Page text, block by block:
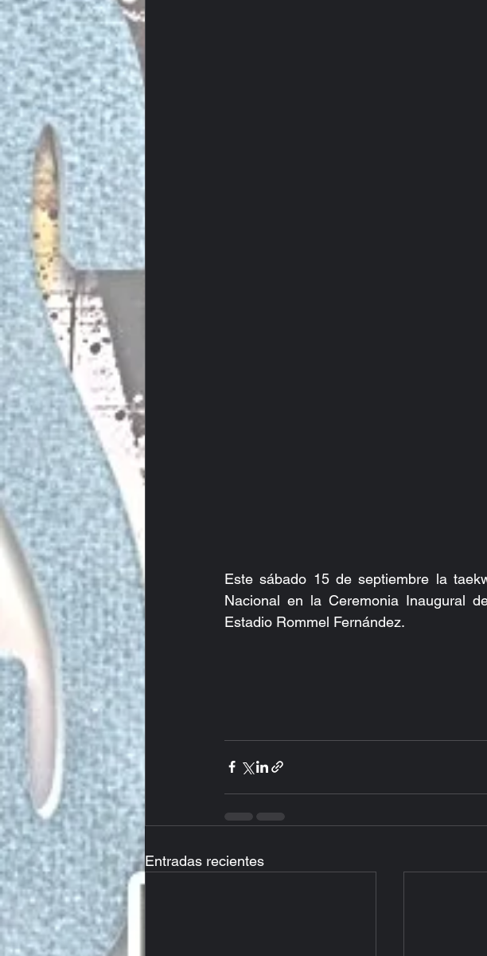
Este sábado 15 de septiembre la
Nacional en la Ceremonia Inaugural
Estadio Rommel Fernández.
Entradas recientes